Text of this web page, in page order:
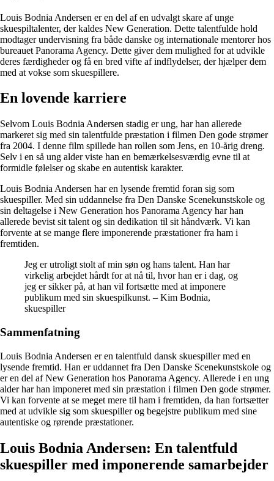
Louis Bodnia Andersen er en del af en udvalgt skare af unge
skuespiltalenter, der kaldes New Generation. Dette talentfulde hold
modtager undervisning fra både danske og internationale mentorer hos
bureauet Panorama Agency. Dette giver dem mulighed for at udvikle
deres færdigheder og få en bred vifte af indflydelser, der hjælper dem
med at vokse som skuespillere.
En lovende karriere
Selvom Louis Bodnia Andersen stadig er ung, har han allerede
markeret sig med sin talentfulde præstation i filmen Den gode strømer
fra 2004. I denne film spillede han rollen som Jens, en 10-årig dreng.
Selv i en så ung alder viste han en bemærkelsesværdig evne til at
formidle følelser og skabe en autentisk karakter.
Louis Bodnia Andersen har en lysende fremtid foran sig som
skuespiller. Med sin uddannelse fra Den Danske Scenekunstskole og
sin deltagelse i New Generation hos Panorama Agency har han
allerede bevist sit talent og sin dedikation til sit håndværk. Vi kan
forvente at se mange flere imponerende præstationer fra ham i
fremtiden.
Jeg er utroligt stolt af min søn og hans talent. Han har
virkelig arbejdet hårdt for at nå til, hvor han er i dag, og
jeg er sikker på, at han vil fortsætte med at imponere
publikum med sin skuespilkunst. – Kim Bodnia,
skuespiller
Sammenfatning
Louis Bodnia Andersen er en talentfuld dansk skuespiller med en
lysende fremtid. Han er uddannet fra Den Danske Scenekunstskole og
er en del af New Generation hos Panorama Agency. Allerede i en ung
alder har han imponeret med sin præstation i filmen Den gode strømer.
Vi kan forvente at se meget mere til ham i fremtiden, da han fortsætter
med at udvikle sig som skuespiller og begejstre publikum med sine
autentiske og rørende præstationer.
Louis Bodnia Andersen: En talentfuld
skuespiller med imponerende samarbejder